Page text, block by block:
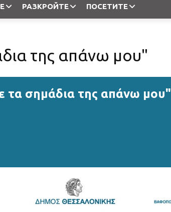
РАЗКРОЙТЕ ПОСЕТИТЕ
της απάνω μου"
τα σημάδια της απάνω μου"